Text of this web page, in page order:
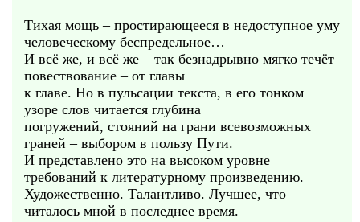
Тихая мощь – простирающееся в недоступное уму
человеческому беспредельное…
И всё же, и всё же – так безнадрывно мягко течёт
повествование – от главы
к главе. Но в пульсации текста, в его тонком
узоре слов читается глубина
погружений, стояний на грани всевозможных
граней – выбором в пользу Пути.
И представлено это на высоком уровне
требований к литературному произведению.
Художественно. Талантливо. Лучшее, что
читалось мной в последнее время.